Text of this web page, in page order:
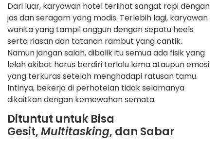
Dari luar, karyawan hotel terlihat sangat rapi dengan
jas dan seragam yang modis. Terlebih lagi, karyawan
wanita yang tampil anggun dengan sepatu heels
serta riasan dan tatanan rambut yang cantik.
Namun jangan salah, dibalik itu semua ada fisik yang
lelah akibat harus berdiri terlalu lama ataupun emosi
yang terkuras setelah menghadapi ratusan tamu.
Intinya, bekerja di perhotelan tidak selamanya
dikaitkan dengan kemewahan semata.
Dituntut untuk Bisa
Gesit,Multitasking, dan Sabar